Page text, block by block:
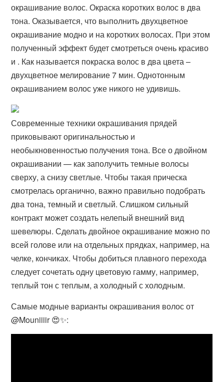
окрашивание волос. Окраска коротких волос в два
тона. Оказывается, что выполнить двухцветное
окрашивание модно и на коротких волосах. При этом
полученный эффект будет смотреться очень красиво
и . Как называется покраска волос в два цвета –
двухцветное мелирование 7 мин. Однотонным
окрашиванием волос уже никого не удивишь.
Современные техники окрашивания прядей
приковывают оригинальностью и
необыкновенностью получения тона. Все о двойном
окрашивании — как заполучить темные волосы
сверху, а снизу светлые. Чтобы такая прическа
смотрелась органично, важно правильно подобрать
два тона, темный и светлый. Слишком сильный
контракт может создать нелепый внешний вид
шевелюры. Сделать двойное окрашивание можно по
всей голове или на отдельных прядках, например, на
челке, кончиках. Чтобы добиться плавного перехода
следует сочетать одну цветовую гамму, например,
теплый тон с теплым, а холодный с холодным.
Самые модные варианты окрашивания волос от
@Mouniiiir 😍✨: